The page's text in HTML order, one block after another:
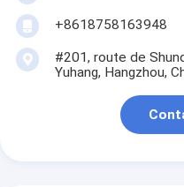
+8618758163948
#201, route de
Yuhang, Hangzhou,